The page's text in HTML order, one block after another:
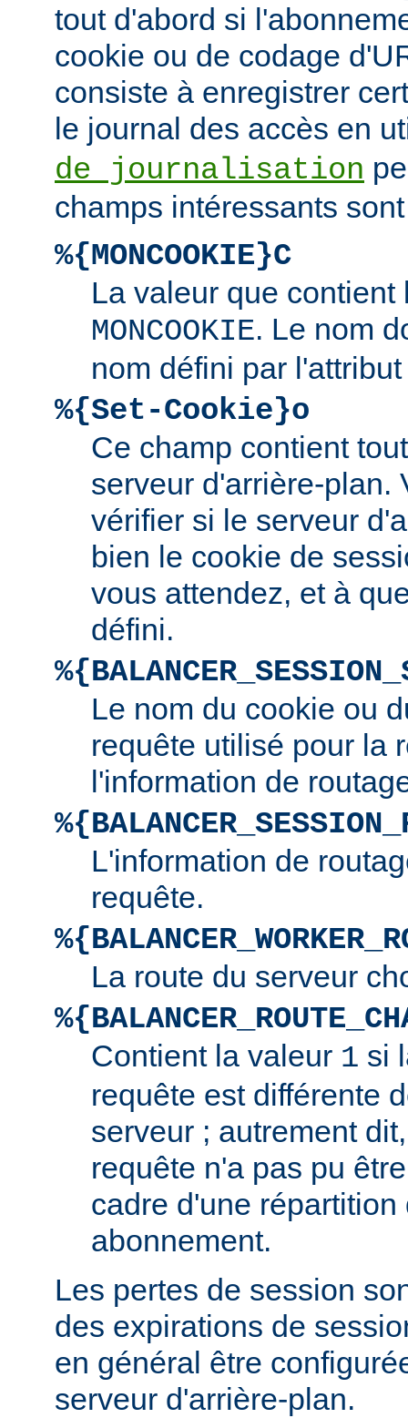
tout d'abord si
cookie ou de codage
consiste à enregistrer
le journal des accès en
de journalisation
champs intéressants
%{MONCOOKIE}C
La valeur que
MONCOOKIE. Le nom
nom défini par
%{Set-Cookie}o
Ce champ contient
serveur d'arrière-plan.
vérifier si le serveur
bien le cookie de
vous attendez, et à
défini.
Le nom du cookie ou
requête utilisé pour la
l'information de
L'information de
requête.
La route du serveur
Contient la valeur 1 si
requête est différente
serveur ; autrement
requête n'a pas pu
cadre d'une
abonnement.
Les pertes de session
des expirations de
en général être
serveur d'arrière-plan.